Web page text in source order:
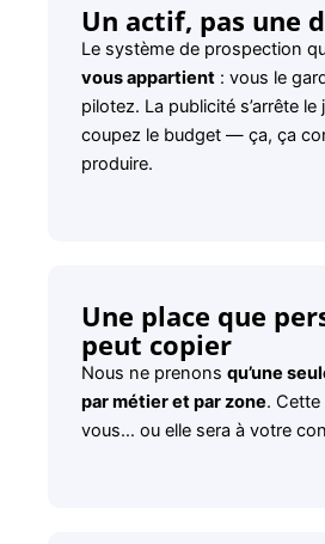
Un actif, pas une
Le système de prospection
vous appartient : vous le
pilotez. La publicité s’arrête le
coupez le budget — ça, ça
produire.
Une place que
peut copier
Nous ne prenons qu’une
par métier et par zone. Cette
vous… ou elle sera à votre